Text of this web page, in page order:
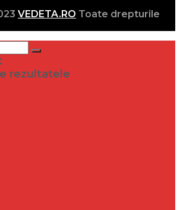
VEDETA.RO Toate drepturile
rezultatele